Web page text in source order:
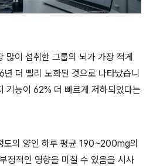
많이 섭취한 그룹의 뇌가 가장 적게
더 빨리 노화된 것으로 나타났습니
기능이 62% 더 빠르게 저하되었다는
도의 양인 하루 평균 190~200mg의
정적인 영향을 미칠 수 있음을 시사